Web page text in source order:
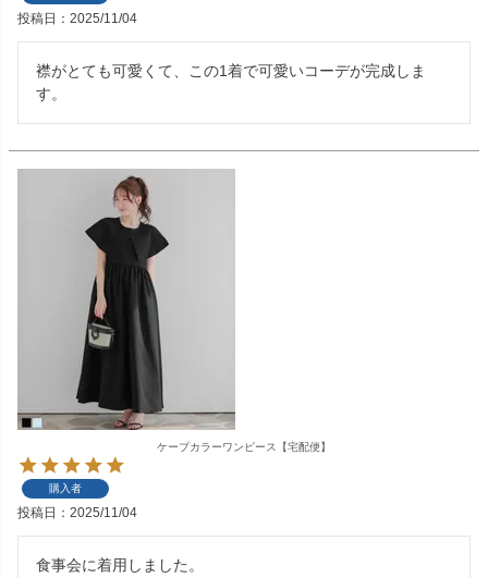
投稿日 2025/11/04
襟がとても可愛くて、この1着で可愛いコーデが完成しま
す。
ケープカラーワンピース【宅配便】
購入者
投稿日 2025/11/04
食事会に着用しました。